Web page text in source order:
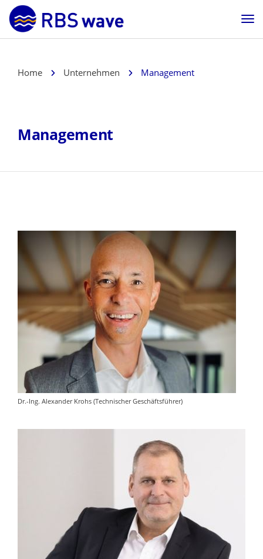
Home Unternehmen Management
Management
Dr.-Ing. Alexander Krohs (Technischer Geschäftsführer)